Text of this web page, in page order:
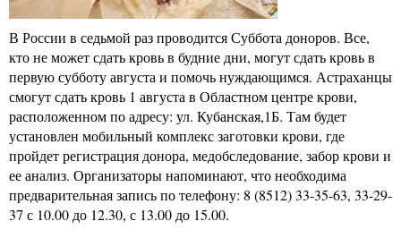
В России в седьмой раз проводится Суббота доноров. Все,
кто не может сдать кровь в будние дни, могут сдать кровь в
первую субботу августа и помочь нуждающимся. Астраханцы
смогут сдать кровь 1 августа в Областном центре крови,
расположенном по адресу: ул. Кубанская,1Б. Там будет
установлен мобильный комплекс заготовки крови, где
пройдет регистрация донора, медобследование, забор крови и
ее анализ. Организаторы напоминают, что необходима
предварительная запись по телефону: 8 (8512) 33-35-63, 33-29-
37 с 10.00 до 12.30, с 13.00 до 15.00.